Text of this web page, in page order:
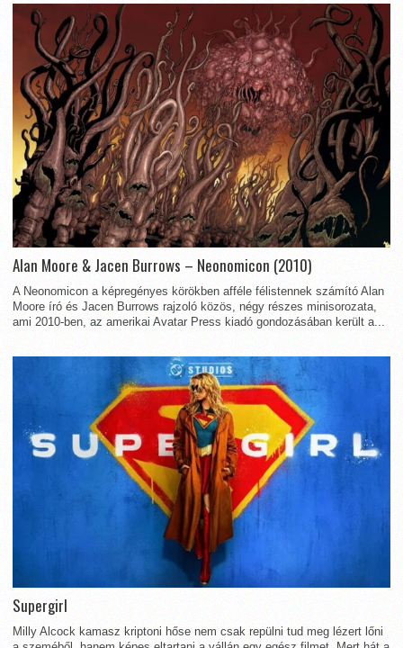
Alan Moore & Jacen Burrows – Neonomicon (2010)
A Neonomicon a képregényes körökben afféle félistennek számító Alan
Moore író és Jacen Burrows rajzoló közös, négy részes minisorozata,
ami 2010-ben, az amerikai Avatar Press kiadó gondozásában került a...
Supergirl
Milly Alcock kamasz kriptoni hőse nem csak repülni tud meg lézert lőni